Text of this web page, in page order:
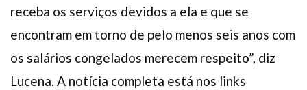
receba os serviços devidos a ela e que se
encontram em torno de pelo menos seis anos com
os salários congelados merecem respeito”, diz
Lucena. A notícia completa está nos links